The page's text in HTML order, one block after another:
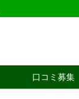
口コミ募集